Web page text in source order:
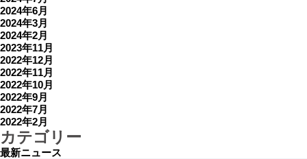
2024年6月
2024年3月
2024年2月
2023年11月
2022年12月
2022年11月
2022年10月
2022年9月
2022年7月
2022年2月
カテゴリー
最新ニュース